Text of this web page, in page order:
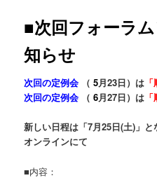
■次回フォーラ
知らせ
次回の定例会 （ 5月23日）は
次回の定例会 （ 6月27日）は
新しい日程は「7月25日(土)」と
オンラインにて
■内容：